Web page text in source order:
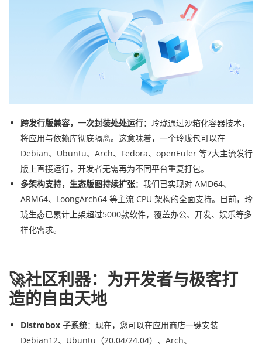
跨发行版兼容，一次封装处处运行：玲珑通过沙箱化容器技术，
将应用与依赖库彻底隔离。这意味着，一个玲珑包可以在
Debian、Ubuntu、Arch、Fedora、openEuler 等7大主流发行
版上直接运行，开发者无需再为不同平台重复打包。
多架构支持，生态版图持续扩张：我们已实现对 AMD64、
ARM64、LoongArch64 等主流 CPU 架构的全面支持。目前，玲
珑生态已累计上架超过5000款软件，覆盖办公、开发、娱乐等多
样化需求。
🚀社区利器：为开发者与极客打
造的自由天地
Distrobox 子系统：现在，您可以在应用商店一键安装
Debian12、Ubuntu（20.04/24.04）、Arch、